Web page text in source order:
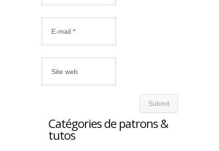
Catégories de patrons &
tutos